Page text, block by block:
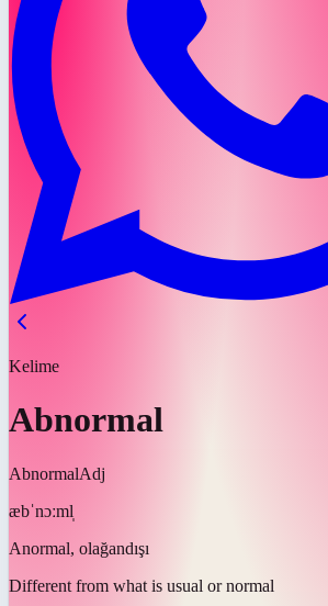
Kelime
Abnormal
AbnormalAdj
æbˈnɔːml̩
Anormal, olağandışı
Different from what is usual or normal